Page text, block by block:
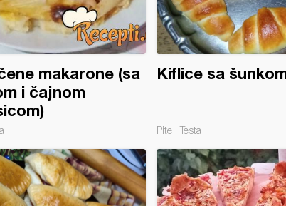
makarone (sa
i čajnom
Kiflice sa
Pite i Testa